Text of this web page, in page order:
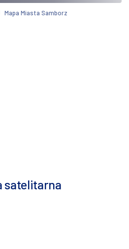
Mapa Miasta Samborz
satelitarna